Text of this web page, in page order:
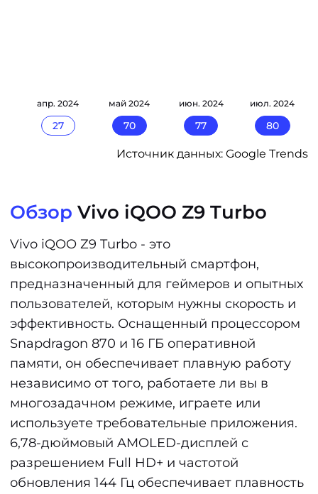
апр. 2024
27
май 2024
70
июн. 2024
77
июл. 2024
80
Источник данных: Google Trends
Обзор Vivo iQOO Z9 Turbo
Vivo iQOO Z9 Turbo - это
высокопроизводительный смартфон,
предназначенный для геймеров и опытных
пользователей, которым нужны скорость и
эффективность. Оснащенный процессором
Snapdragon 870 и 16 ГБ оперативной
памяти, он обеспечивает плавную работу
независимо от того, работаете ли вы в
многозадачном режиме, играете или
используете требовательные приложения.
6,78-дюймовый AMOLED-дисплей с
разрешением Full HD+ и частотой
обновления 144 Гц обеспечивает плавность